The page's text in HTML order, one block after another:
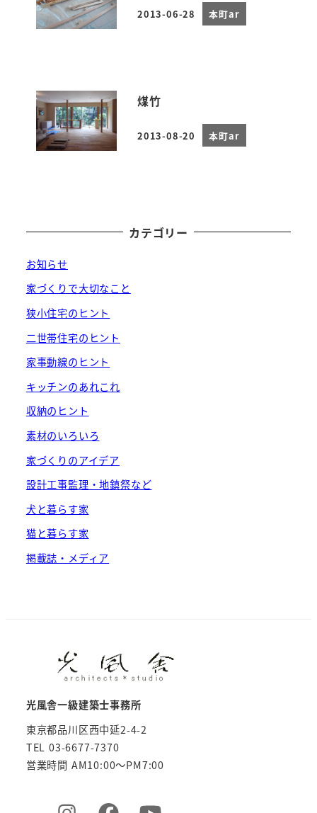
投稿日
2013-06-28 本町ar
煤竹
投稿日
2013-08-20 本町ar
カテゴリー
お知らせ
家づくりで大切なこと
狭小住宅のヒント
二世帯住宅のヒント
家事動線のヒント
キッチンのあれこれ
収納のヒント
素材のいろいろ
家づくりのアイデア
設計工事監理・地鎮祭など
犬と暮らす家
猫と暮らす家
掲載誌・メディア
光風舎一級建築士事務所
東京都品川区西中延2-4-2
TEL 03-6677-7370
営業時間 AM10:00～PM7:00